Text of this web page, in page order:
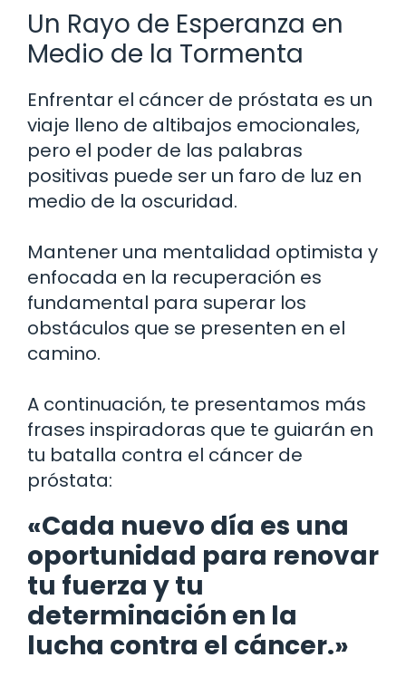
Un Rayo de Esperanza en
Medio de la Tormenta
Enfrentar el cáncer de próstata es un
viaje lleno de altibajos emocionales,
pero el poder de las palabras
positivas puede ser un faro de luz en
medio de la oscuridad.
Mantener una mentalidad optimista y
enfocada en la recuperación es
fundamental para superar los
obstáculos que se presenten en el
camino.
A continuación, te presentamos más
frases inspiradoras que te guiarán en
tu batalla contra el cáncer de
próstata:
«Cada nuevo día es una
oportunidad para renovar
tu fuerza y ​​tu
determinación en la
lucha contra el cáncer.»